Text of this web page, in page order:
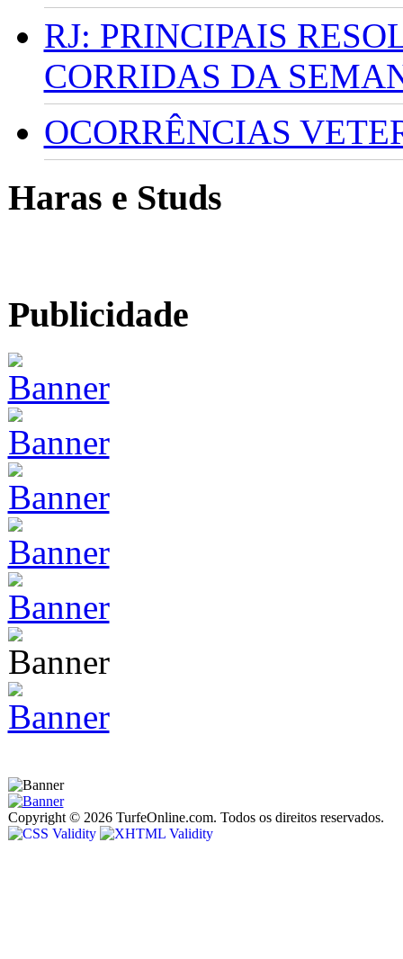
RJ: PRINCIPAIS
CORRIDAS DA
OCORRÊNCIAS
Haras e Studs
Publicidade
Copyright © 2026 TurfeOnline.com. Todos os direitos reservados.